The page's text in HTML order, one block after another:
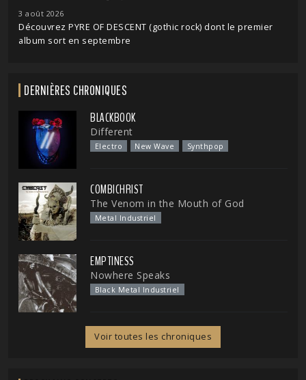
3 août 2026
Découvrez PYRE OF DESCENT (gothic rock) dont le premier
album sort en septembre
DERNIÈRES CHRONIQUES
BLACKBOOK
Different
Electro New Wave Synthpop
COMBICHRIST
The Venom in the Mouth of God
Metal Industriel
EMPTINESS
Nowhere Speaks
Black Metal Industriel
Voir toutes les chroniques